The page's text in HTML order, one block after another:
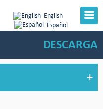
English
Español
DESCARGA
+